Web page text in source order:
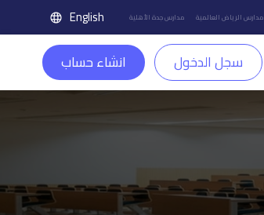
مدارس الرياض العالمية مدارس جدة الأهلية English
سجل الدخول انشاء حساب